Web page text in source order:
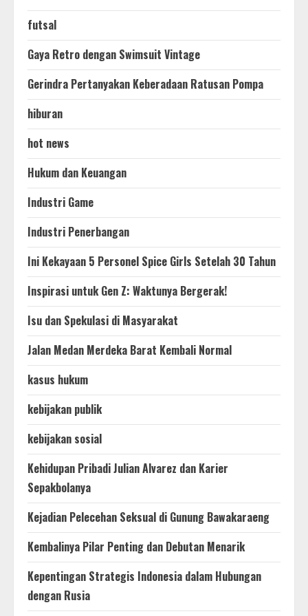
futsal
Gaya Retro dengan Swimsuit Vintage
Gerindra Pertanyakan Keberadaan Ratusan Pompa
hiburan
hot news
Hukum dan Keuangan
Industri Game
Industri Penerbangan
Ini Kekayaan 5 Personel Spice Girls Setelah 30 Tahun
Inspirasi untuk Gen Z: Waktunya Bergerak!
Isu dan Spekulasi di Masyarakat
Jalan Medan Merdeka Barat Kembali Normal
kasus hukum
kebijakan publik
kebijakan sosial
Kehidupan Pribadi Julian Alvarez dan Karier
Sepakbolanya
Kejadian Pelecehan Seksual di Gunung Bawakaraeng
Kembalinya Pilar Penting dan Debutan Menarik
Kepentingan Strategis Indonesia dalam Hubungan
dengan Rusia